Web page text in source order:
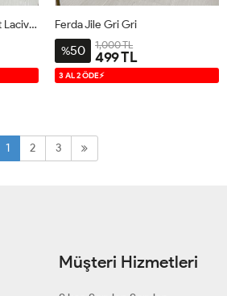
Samba Kot Elbise Lacivert Lacivert Ferda Jile Gri Gri
%50 1,000 TL
499 TL
3 AL 2 ÖDE⚡
1 2 3
Müşteri Hizmetleri